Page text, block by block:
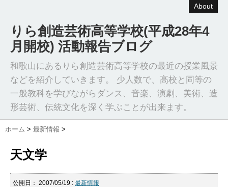
About
りら創造芸術高等学校(平成28年4
月開校) 活動報告ブログ
和歌山にあるりら創造芸術高等学校の最近の授業風景
などを紹介していきます。 少人数で、高校と同等の
一般教科を学びながらダンス、音楽、演劇、美術、造
形芸術、伝統文化を深く学ぶことが出来ます。
ホーム > 最新情報 >
天文学
公開日： 2007/05/19 : 最新情報